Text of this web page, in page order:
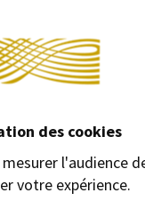
des cookies
l'audience
votre expérience.
+
euros".